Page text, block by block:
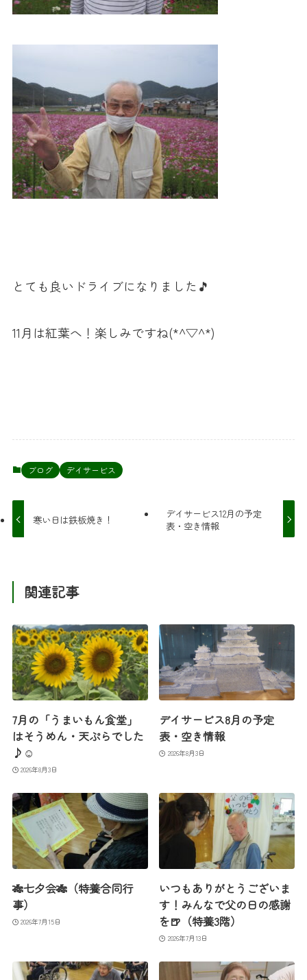
とても良いドライブになりました🎵
11月は紅葉へ！楽しみですね(*^▽^*)
ブログ デイサービス
寒い日は鉄板焼き！
デイサービス12月の予定
表・空き情報
関連記事
7月の「うまいもん食堂」
はそうめん・天ぷらでした
♪☺
2026年8月3日
デイサービス8月の予定
表・空き情報
2026年8月3日
🎋七夕会🎋（特養合同行
事）
2026年7月15日
いつもありがとうございま
す！みんなで父の日の感謝
を🍺（特養3階）
2026年7月13日